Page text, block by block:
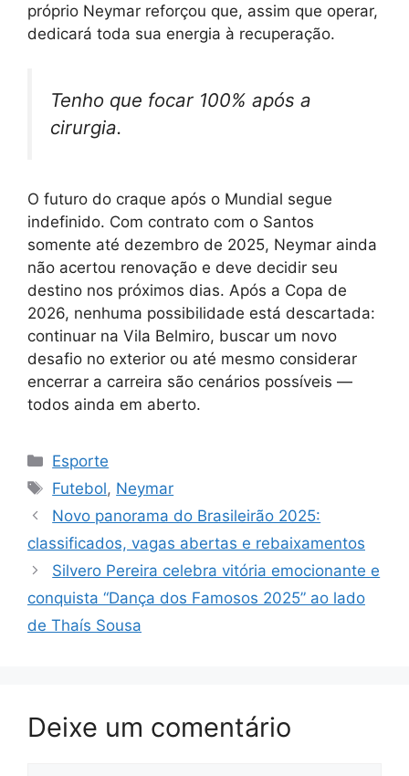
próprio Neymar reforçou que, assim que operar,
dedicará toda sua energia à recuperação.
Tenho que focar 100% após a
cirurgia.
O futuro do craque após o Mundial segue
indefinido. Com contrato com o Santos
somente até dezembro de 2025, Neymar ainda
não acertou renovação e deve decidir seu
destino nos próximos dias. Após a Copa de
2026, nenhuma possibilidade está descartada:
continuar na Vila Belmiro, buscar um novo
desafio no exterior ou até mesmo considerar
encerrar a carreira são cenários possíveis —
todos ainda em aberto.
Categorias
Esporte
Tags
Futebol, Neymar
Novo panorama do Brasileirão 2025:
classificados, vagas abertas e rebaixamentos
Silvero Pereira celebra vitória emocionante e
conquista “Dança dos Famosos 2025” ao lado
de Thaís Sousa
Deixe um comentário